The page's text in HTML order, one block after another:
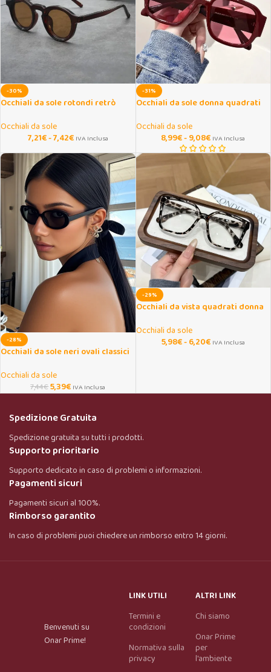
-30%
Occhiali da sole rotondi retrò
Occhiali da sole
7,21€-7,42€ IVA Inclusa
-31%
Occhiali da sole donna quadrati
Occhiali da sole
8,99€-9,08€ IVA Inclusa
-28%
Occhiali da sole neri ovali classici
Occhiali da sole
7,44€5,39€ IVA Inclusa
-29%
Occhiali da vista quadrati donna
Occhiali da sole
5,98€-6,20€ IVA Inclusa
Spedizione Gratuita
Spedizione gratuita su tutti i prodotti.
Supporto prioritario
Supporto dedicato in caso di problemi o informazioni.
Pagamenti sicuri
Pagamenti sicuri al 100%.
Rimborso garantito
In caso di problemi puoi chiedere un rimborso entro 14 giorni.
Benvenuti su
Onar Prime!
LINK UTILI
Termini e
condizioni
Normativa sulla
privacy
ALTRI LINK
Chi siamo
Onar Prime
per
l'ambiente